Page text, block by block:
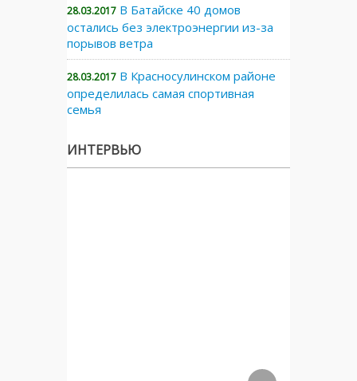
28.03.2017 В Батайске 40 домов
остались без электроэнергии из-за
порывов ветра
28.03.2017 В Красносулинском районе
определилась самая спортивная
семья
ИНТЕРВЬЮ